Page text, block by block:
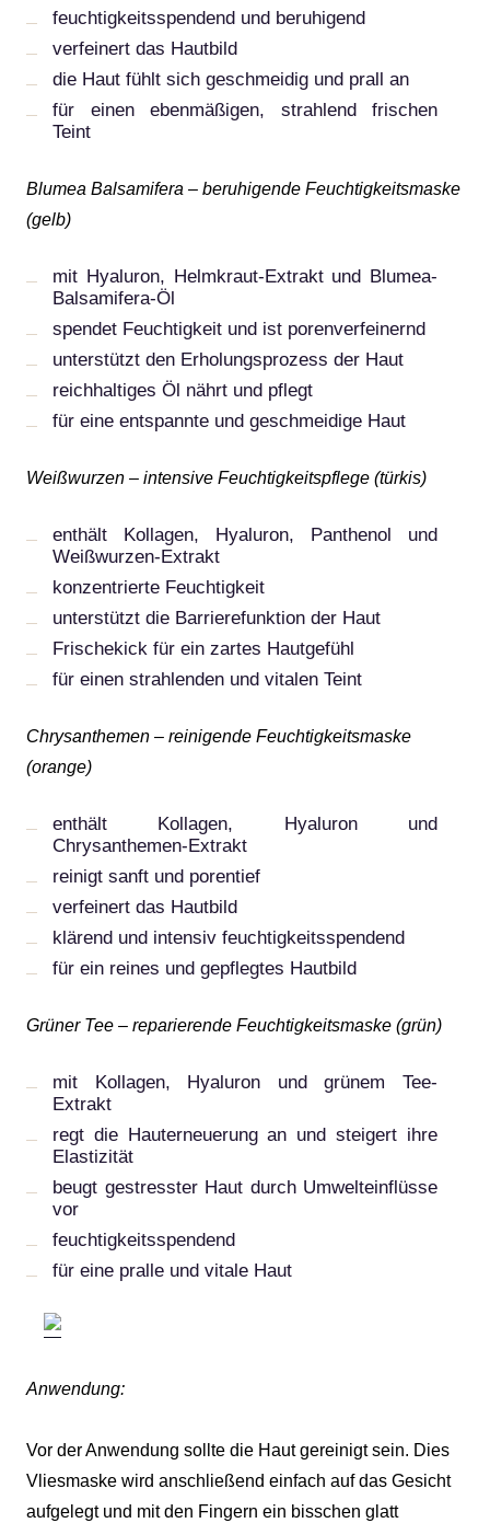
feuchtigkeitsspendend und beruhigend
verfeinert das Hautbild
die Haut fühlt sich geschmeidig und prall an
für einen ebenmäßigen, strahlend frischen
Teint
Blumea Balsamifera – beruhigende Feuchtigkeitsmaske
(gelb)
mit Hyaluron, Helmkraut-Extrakt und Blumea-
Balsamifera-Öl
spendet Feuchtigkeit und ist porenverfeinernd
unterstützt den Erholungsprozess der Haut
reichhaltiges Öl nährt und pflegt
für eine entspannte und geschmeidige Haut
Weißwurzen – intensive Feuchtigkeitspflege (türkis)
enthält Kollagen, Hyaluron, Panthenol und
Weißwurzen-Extrakt
konzentrierte Feuchtigkeit
unterstützt die Barrierefunktion der Haut
Frischekick für ein zartes Hautgefühl
für einen strahlenden und vitalen Teint
Chrysanthemen – reinigende Feuchtigkeitsmaske
(orange)
enthält Kollagen, Hyaluron und
Chrysanthemen-Extrakt
reinigt sanft und porentief
verfeinert das Hautbild
klärend und intensiv feuchtigkeitsspendend
für ein reines und gepflegtes Hautbild
Grüner Tee – reparierende Feuchtigkeitsmaske (grün)
mit Kollagen, Hyaluron und grünem Tee-
Extrakt
regt die Hauterneuerung an und steigert ihre
Elastizität
beugt gestresster Haut durch Umwelteinflüsse
vor
feuchtigkeitsspendend
für eine pralle und vitale Haut
Anwendung:
Vor der Anwendung sollte die Haut gereinigt sein. Dies
Vliesmaske wird anschließend einfach auf das Gesicht
aufgelegt und mit den Fingern ein bisschen glatt